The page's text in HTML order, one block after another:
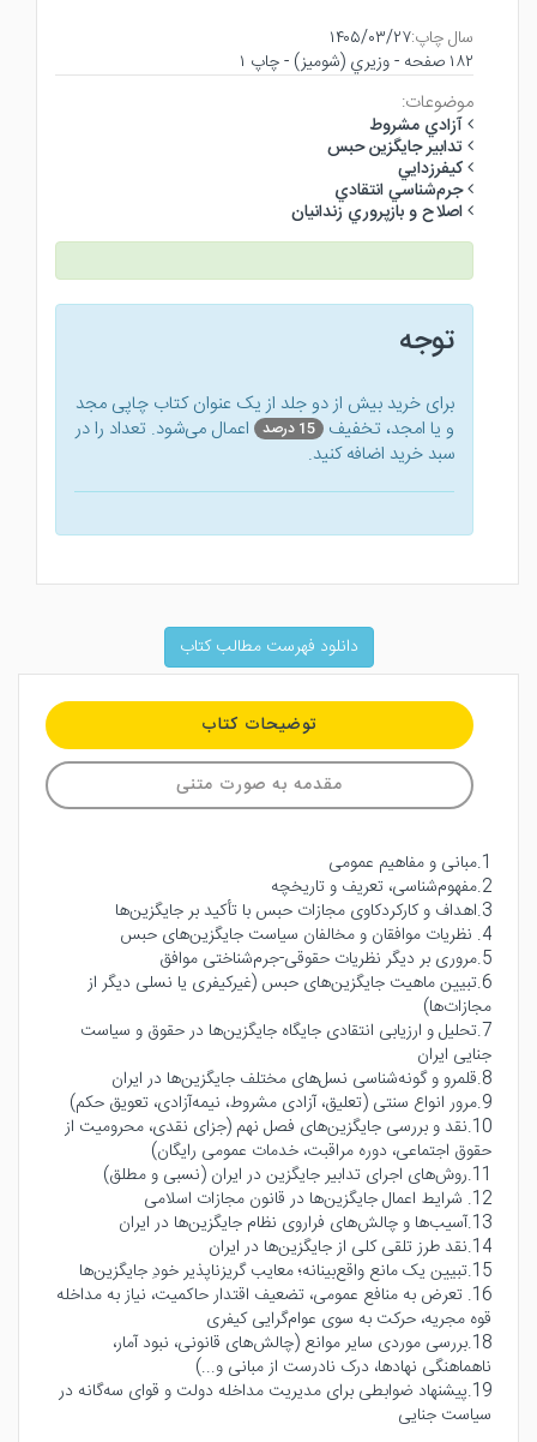
سال چاپ:۱۴۰۵/۰۳/۲۷
۱۸۲ صفحه - وزيري (شوميز) - چاپ ۱
موضوعات:
آزادي مشروط
تدابير جايگزين حبس
كيفرزدايي
جرم‌شناسي انتقادي
اصلاح و بازپروري زندانيان
توجه
برای خرید بیش از دو جلد از یک عنوان کتاب‌ چاپی مجد
و یا امجد، تخفیف 15 درصد
اعمال می‌شود. تعداد را در
سبد خرید اضافه کنید.
دانلود فهرست مطالب کتاب
توضیحات کتاب
مقدمه به صورت متنی
1.مبانی و مفاهیم عمومی
2.مفهوم‌شناسی، تعریف و تاریخچه
3.اهداف و کارکردکاوی مجازات حبس با تأکید بر جایگزین‌ها
4. نظریات موافقان و مخالفان سیاست جایگزین‌های حبس
5.مروری بر دیگر نظریات حقوقی-جرم‌شناختی موافق
6.تبیین ماهیت جایگزین‌های حبس (غیرکیفری یا نسلی دیگر از
مجازات‌ها)
7.تحلیل و ارزیابی انتقادی جایگاه جایگزین‌ها در حقوق و سیاست
جنایی ایران
8.قلمرو و گونه‌شناسی نسل‌های مختلف جایگزین‌ها در ایران
9.مرور انواع سنتی (تعلیق، آزادی مشروط، نیمه‌آزادی، تعویق حکم)
10.نقد و بررسی جایگزین‌های فصل نهم (جزای نقدی، محرومیت از
حقوق اجتماعی، دوره مراقبت، خدمات عمومی رایگان)
11.روش‌های اجرای تدابیر جایگزین در ایران (نسبی و مطلق)
12. شرایط اعمال جایگزین‌ها در قانون مجازات اسلامی
13.آسیب‌ها و چالش‌های فراروی نظام جایگزین‌ها در ایران
14.نقد طرز تلقی کلی از جایگزین‌ها در ایران
15.تبیین یک مانع واقع‌بینانه؛ معایب گریزناپذیر خودِ جایگزین‌ها
16. تعرض به منافع عمومی، تضعیف اقتدار حاکمیت، نیاز به مداخله
قوه مجریه، حرکت به سوی عوام‌گرایی کیفری
18.بررسی موردی سایر موانع (چالش‌های قانونی، نبود آمار،
ناهماهنگی نهادها، درک نادرست از مبانی و...)
19.پیشنهاد ضوابطی برای مدیریت مداخله دولت و قوای سه‌گانه در
سیاست جنایی